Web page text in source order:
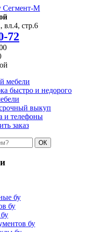
вл.4, стр.6
72
мебели
быстро и недорого
выкуп
и телефоны
заказ
ОК
бу
бу
бу